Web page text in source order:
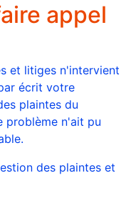
appel
et litiges n'intervient
écrit votre
plaintes du
problème n'ait pu
des plaintes et